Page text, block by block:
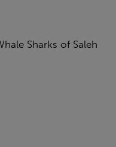
Sharks of Saleh